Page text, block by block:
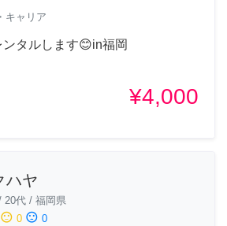
キャリア
タルします😊in福岡
¥4,000
ハヤ
20代 / 福岡県
sentiment_neutral 0 sentiment_dissatisfied 0